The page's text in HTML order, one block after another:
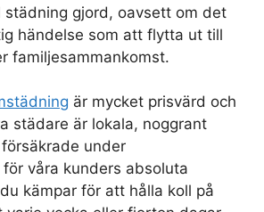
gjord, oavsett om det
händelse som att flytta ut till
familjesammankomst.
är mycket prisvärd och
städare är lokala, noggrant
under
våra kunders absoluta
kämpar för att hålla koll på